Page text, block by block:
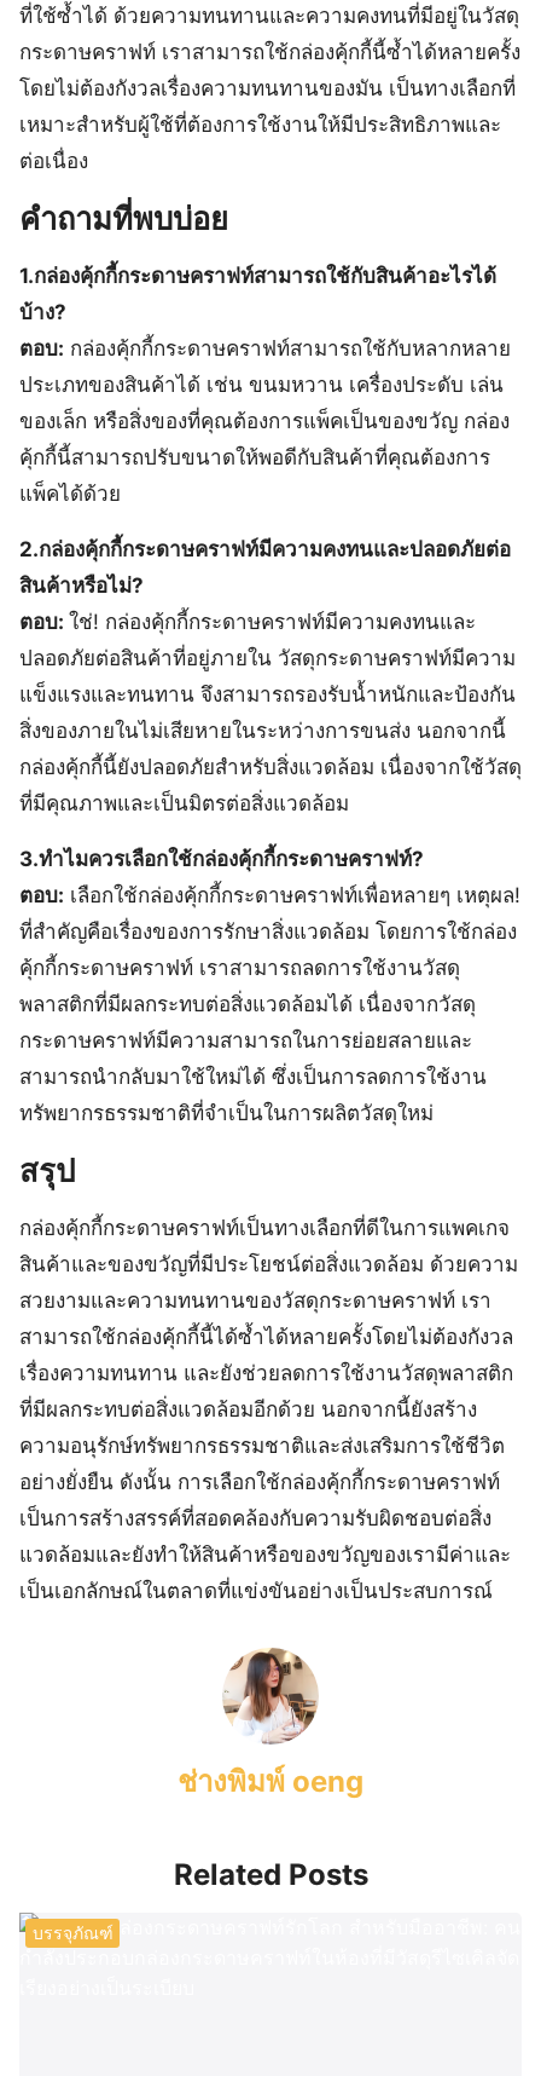
ที่ใช้ซ้ำได้ ด้วยความทนทานและความคงทนที่มีอยู่ในวัสดุ
กระดาษคราฟท์ เราสามารถใช้กล่องคุ้กกี้นี้ซ้ำได้หลายครั้ง
โดยไม่ต้องกังวลเรื่องความทนทานของมัน เป็นทางเลือกที่
เหมาะสำหรับผู้ใช้ที่ต้องการใช้งานให้มีประสิทธิภาพและ
ต่อเนื่อง
คำถามที่พบบ่อย
1.กล่องคุ้กกี้กระดาษคราฟท์สามารถใช้กับสินค้าอะไรได้
บ้าง?
ตอบ: กล่องคุ้กกี้กระดาษคราฟท์สามารถใช้กับหลากหลาย
ประเภทของสินค้าได้ เช่น ขนมหวาน เครื่องประดับ เล่น
ของเล็ก หรือสิ่งของที่คุณต้องการแพ็คเป็นของขวัญ กล่อง
คุ้กกี้นี้สามารถปรับขนาดให้พอดีกับสินค้าที่คุณต้องการ
แพ็คได้ด้วย
2.กล่องคุ้กกี้กระดาษคราฟท์มีความคงทนและปลอดภัยต่อ
สินค้าหรือไม่?
ตอบ: ใช่! กล่องคุ้กกี้กระดาษคราฟท์มีความคงทนและ
ปลอดภัยต่อสินค้าที่อยู่ภายใน วัสดุกระดาษคราฟท์มีความ
แข็งแรงและทนทาน จึงสามารถรองรับน้ำหนักและป้องกัน
สิ่งของภายในไม่เสียหายในระหว่างการขนส่ง นอกจากนี้
กล่องคุ้กกี้นี้ยังปลอดภัยสำหรับสิ่งแวดล้อม เนื่องจากใช้วัสดุ
ที่มีคุณภาพและเป็นมิตรต่อสิ่งแวดล้อม
3.ทำไมควรเลือกใช้กล่องคุ้กกี้กระดาษคราฟท์?
ตอบ: เลือกใช้กล่องคุ้กกี้กระดาษคราฟท์เพื่อหลายๆ เหตุผล!
ที่สำคัญคือเรื่องของการรักษาสิ่งแวดล้อม โดยการใช้กล่อง
คุ้กกี้กระดาษคราฟท์ เราสามารถลดการใช้งานวัสดุ
พลาสติกที่มีผลกระทบต่อสิ่งแวดล้อมได้ เนื่องจากวัสดุ
กระดาษคราฟท์มีความสามารถในการย่อยสลายและ
สามารถนำกลับมาใช้ใหม่ได้ ซึ่งเป็นการลดการใช้งาน
ทรัพยากรธรรมชาติที่จำเป็นในการผลิตวัสดุใหม่
สรุป
กล่องคุ้กกี้กระดาษคราฟท์เป็นทางเลือกที่ดีในการแพคเกจ
สินค้าและของขวัญที่มีประโยชน์ต่อสิ่งแวดล้อม ด้วยความ
สวยงามและความทนทานของวัสดุกระดาษคราฟท์ เรา
สามารถใช้กล่องคุ้กกี้นี้ได้ซ้ำได้หลายครั้งโดยไม่ต้องกังวล
เรื่องความทนทาน และยังช่วยลดการใช้งานวัสดุพลาสติก
ที่มีผลกระทบต่อสิ่งแวดล้อมอีกด้วย นอกจากนี้ยังสร้าง
ความอนุรักษ์ทรัพยากรธรรมชาติและส่งเสริมการใช้ชีวิต
อย่างยั่งยืน ดังนั้น การเลือกใช้กล่องคุ้กกี้กระดาษคราฟท์
เป็นการสร้างสรรค์ที่สอดคล้องกับความรับผิดชอบต่อสิ่ง
แวดล้อมและยังทำให้สินค้าหรือของขวัญของเรามีค่าและ
เป็นเอกลักษณ์ในตลาดที่แข่งขันอย่างเป็นประสบการณ์
ช่างพิมพ์ oeng
Related Posts
บรรจุภัณฑ์